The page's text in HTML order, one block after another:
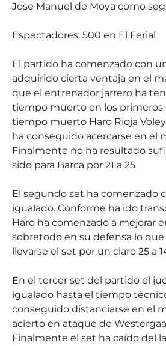
Jose Manuel de Moya como
Espectadores: 500 en El Ferial
El partido ha comenzado con
adquirido cierta ventaja en el
que el entrenador jarrero ha
tiempo muerto en los primeros
tiempo muerto Haro Rioja
ha conseguido acercarse en el
Finalmente no ha resultado
sido para Barca por 21 a 25
El segundo set ha comenzado
igualado. Conforme ha ido
Haro ha comenzado a mejorar
sobretodo en su defensa lo
llevarse el set por un claro 25 a
En el tercer set del partido el
igualado hasta el tiempo
conseguido distanciarse en el
acierto en ataque de
Finalmente el set ha caído del